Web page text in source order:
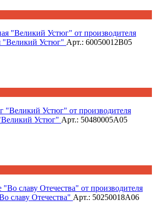
"Великий Устюг" Арт.: 60050012В05
Устюг" Арт.: 50480005А05
славу Отечества" Арт.: 50250018А06